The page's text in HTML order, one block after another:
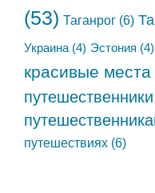
(53) Таганрог (6)
Украина (4) Эстония (4)
красивые места
путешественники
путешествиях (6)